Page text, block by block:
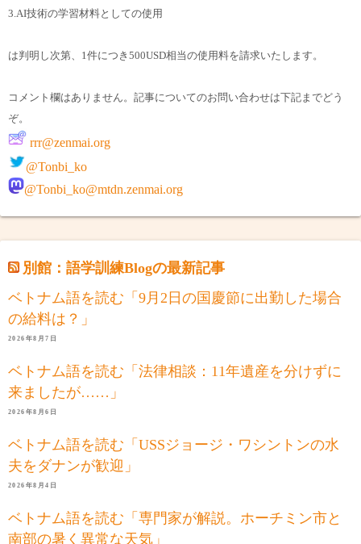
3.AI技術の学習材料としての使用
は判明し次第、1件につき500USD相当の使用料を請求いたします。
コメント欄はありません。記事についてのお問い合わせは下記までどう
ぞ。
rrr@zenmai.org
@Tonbi_ko
@Tonbi_ko@mtdn.zenmai.org
別館：語学訓練Blogの最新記事
ベトナム語を読む「9月2日の国慶節に出勤した場合
の給料は？」
2026年8月7日
ベトナム語を読む「法律相談：11年遺産を分けずに
来ましたが……」
2026年8月6日
ベトナム語を読む「USSジョージ・ワシントンの水
夫をダナンが歓迎」
2026年8月4日
ベトナム語を読む「専門家が解説。ホーチミン市と
南部の暑く異常な天気」